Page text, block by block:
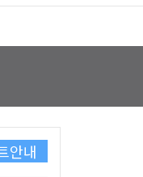
안내